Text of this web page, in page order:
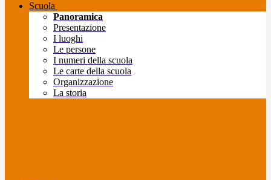
Scuola
Panoramica
Presentazione
I luoghi
Le persone
I numeri della scuola
Le carte della scuola
Organizzazione
La storia